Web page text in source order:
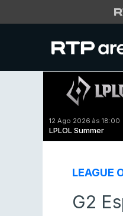
12 Ago 2026 às 18:00
LPLOL Summer
LEAGUE
G2